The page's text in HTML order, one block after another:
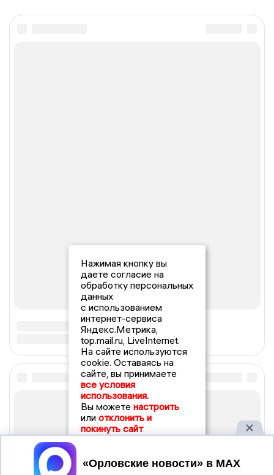
Нажимая кнопку вы
даете согласие на
обработку персональных
данных
с использованием
интернет-сервиса
Яндекс.Метрика,
top.mail.ru, LiveInternet.
На сайте используются
cookie. Оставаясь на
сайте, вы принимаете
все условия
использования.
Вы можете настроить
или отклонить и
покинуть сайт
Принять